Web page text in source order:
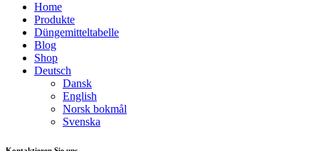
Home
Produkte
Düngemitteltabelle
Blog
Shop
Deutsch
Dansk
English
Norsk bokmål
Svenska